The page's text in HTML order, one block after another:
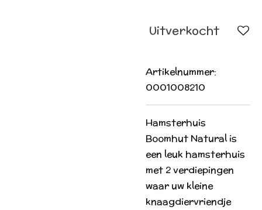
Uitverkocht
Artikelnummer:
0001008210
Hamsterhuis
Boomhut Natural is
een leuk hamsterhuis
met 2 verdiepingen
waar uw kleine
knaagdiervriendje